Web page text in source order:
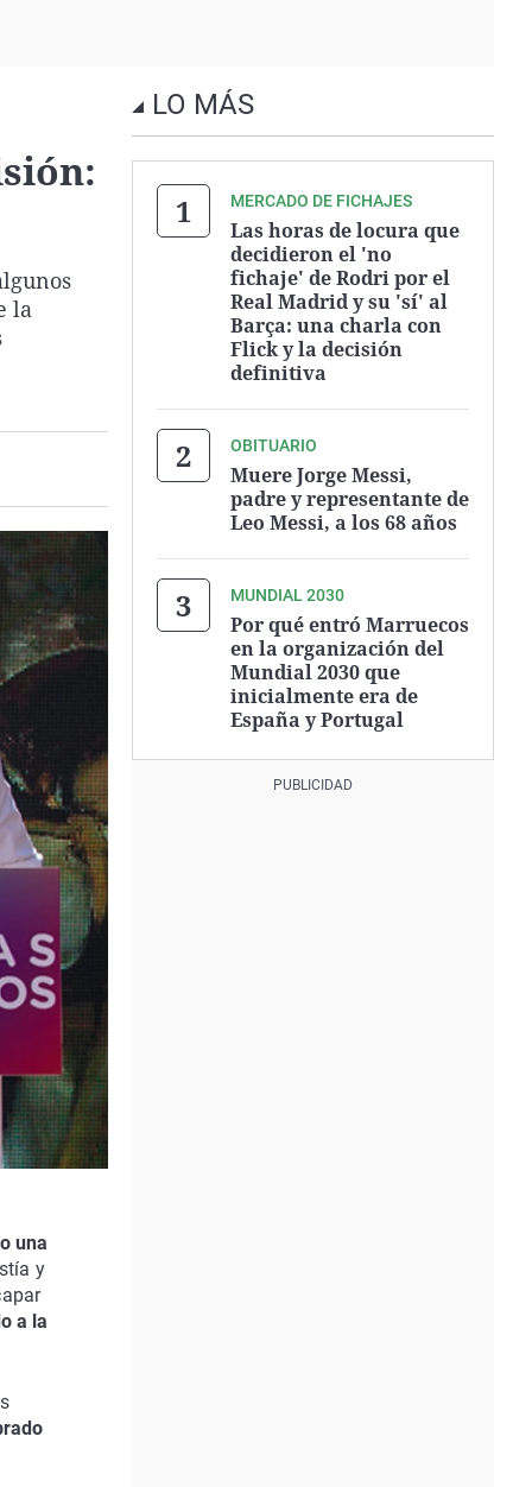
la
una
y
a la
LO MÁS
MERCADO DE FICHAJES
Las horas de locura que
decidieron el 'no
fichaje' de Rodri por el
Real Madrid y su 'sí' al
Barça: una charla con
Flick y la decisión
definitiva
OBITUARIO
Muere Jorge Messi,
padre y representante de
Leo Messi, a los 68 años
MUNDIAL 2030
Por qué entró Marruecos
en la organización del
Mundial 2030 que
inicialmente era de
España y Portugal